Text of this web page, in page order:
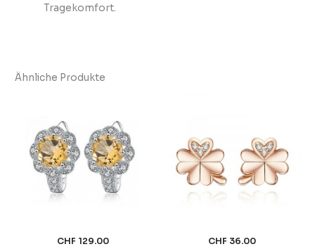
Tragekomfort.
Ähnliche Produkte
CHF 129.00 CHF 36.00